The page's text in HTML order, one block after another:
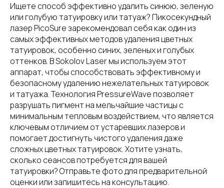
Ищете способ эффективно удалить синюю, зеленую
или голубую татуировку или татуаж? Пикосекундный
лазер PicoSure зарекомендовал себя как один из
самых эффективных методов удаления цветных
татуировок, особенно синих, зеленых и голубых
оттенков. В Sokolov Laser мы используем этот
аппарат, чтобы способствовать эффективному и
безопасному удалению нежелательных татуировок
и татуажа. Технология PressureWave позволяет
разрушать пигмент на мельчайшие частицы с
минимальным тепловым воздействием, что является
ключевым отличием от устаревших лазеров и
помогает достигнуть чистого удаления даже
сложных цветных татуировок. Хотите узнать,
сколько сеансов потребуется для вашей
татуировки? Отправьте фото для предварительной
оценки или запишитесь на консультацию.